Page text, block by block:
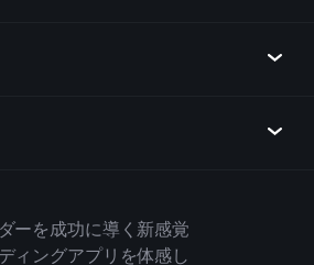
ラム
ーを成功に導く新感覚
ィングアプリを体感し